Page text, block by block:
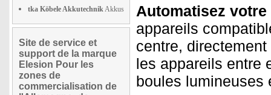
tka Köbele AkkutechnikAkkus
Site de service et
support de la marque
Elesion Pour les
zones de
commercialisation de
Automatisez
appareils
centre,
les appareils entre
boules lumineuses